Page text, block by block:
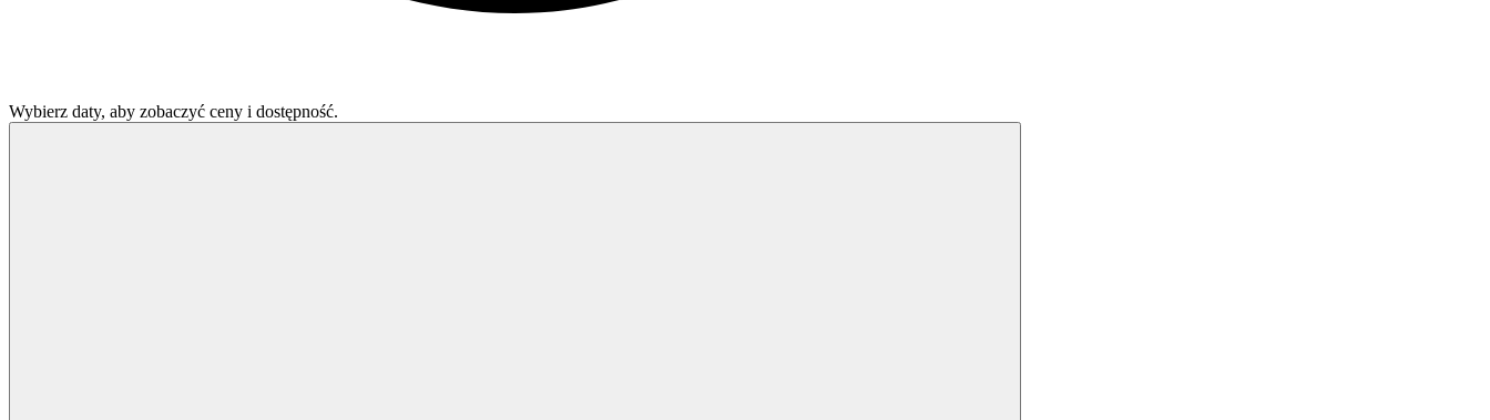
Wybierz daty, aby zobaczyć ceny i dostępność.